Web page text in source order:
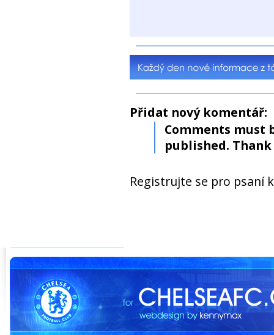
Přidat nový komentář:
Comments must
published. Thank
Registrujte se pro psaní